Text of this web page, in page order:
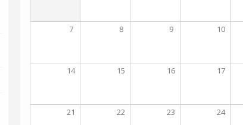
7 8 9 10
14 15 16 17
21 22 23 24